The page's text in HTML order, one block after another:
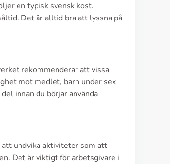
en typisk svensk kost.
Det är alltid bra att lyssna på
rekommenderar att vissa
mot medlet, barn under sex
innan du börjar använda
att undvika aktiviteter som att
Det är viktigt för arbetsgivare i